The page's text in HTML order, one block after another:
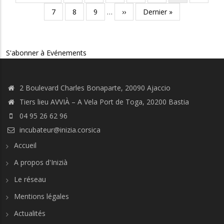
page précédente courante
Page
7 Page
8 Page
9 …
Page
suivante
››
Dernière
page
Dernier »
S'abonner à Evénements
2 Boulevard Charles Bonaparte, 20090 Ajaccio
Tiers lieu AVVIÀ – A Vela Port de Toga, 20200 Bastia
04 95 26 62 96
incubateur@inizia.corsica
Accueil
A propos d'Inizià
Le réseau
Mentions légales
Actualités